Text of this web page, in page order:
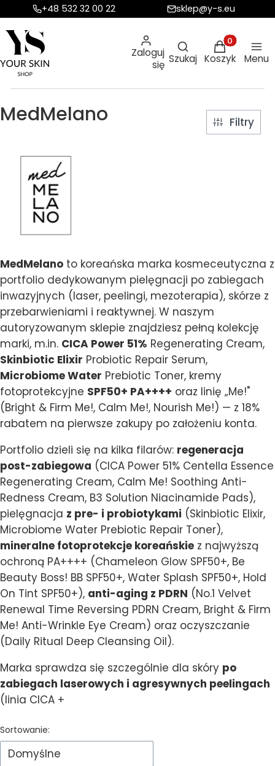
+48 532 32 00 22 sklep@y-s.eu
Zaloguj
się
Otwórz
Szukaj
Produkty w
Koszyk Menu
MedMelano Filtry
MedMelano to koreańska marka kosmeceutyczna z
portfolio dedykowanym pielęgnacji po zabiegach
inwazyjnych (laser, peelingi, mezoterapia), skórze z
przebarwieniami i reaktywnej. W naszym
autoryzowanym sklepie znajdziesz pełną kolekcję
marki, m.in. CICA Power 51% Regenerating Cream,
Skinbiotic Elixir Probiotic Repair Serum,
Microbiome Water Prebiotic Toner, kremy
fotoprotekcyjne SPF50+ PA++++ oraz linię „Me!"
(Bright & Firm Me!, Calm Me!, Nourish Me!) — z 18%
rabatem na pierwsze zakupy po założeniu konta.
Portfolio dzieli się na kilka filarów: regeneracja
post-zabiegowa (CICA Power 51% Centella Essence
Regenerating Cream, Calm Me! Soothing Anti-
Redness Cream, B3 Solution Niacinamide Pads),
pielęgnacja z pre- i probiotykami (Skinbiotic Elixir,
Microbiome Water Prebiotic Repair Toner),
mineralne fotoprotekcje koreańskie z najwyższą
ochroną PA++++ (Chameleon Glow SPF50+, Be
Beauty Boss! BB SPF50+, Water Splash SPF50+, Hold
On Tint SPF50+), anti-aging z PDRN (No.1 Velvet
Renewal Time Reversing PDRN Cream, Bright & Firm
Me! Anti-Wrinkle Eye Cream) oraz oczyszczanie
(Daily Ritual Deep Cleansing Oil).
Marka sprawdza się szczególnie dla skóry po
zabiegach laserowych i agresywnych peelingach
(linia CICA +
Lista produktów
Sortowanie:
Domyślne